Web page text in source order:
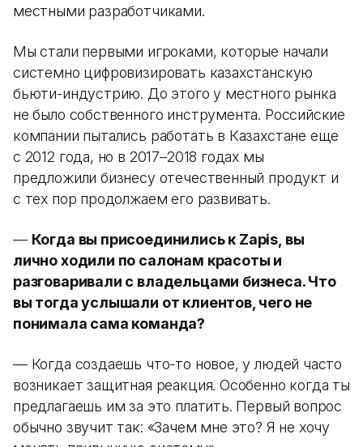
местными разработчиками.
Мы стали первыми игроками, которые начали
системно цифровизировать казахстанскую
бьюти-индустрию. До этого у местного рынка
не было собственного инструмента. Российские
компании пытались работать в Казахстане еще
с 2012 года, но в 2017–2018 годах мы
предложили бизнесу отечественный продукт и
с тех пор продолжаем его развивать.
— Когда вы присоединились к Zapis, вы
лично ходили по салонам красоты и
разговаривали с владельцами бизнеса. Что
вы тогда услышали от клиентов, чего не
понимала сама команда?
— Когда создаешь что-то новое, у людей часто
возникает защитная реакция. Особенно когда ты
предлагаешь им за это платить. Первый вопрос
обычно звучит так: «Зачем мне это? Я не хочу